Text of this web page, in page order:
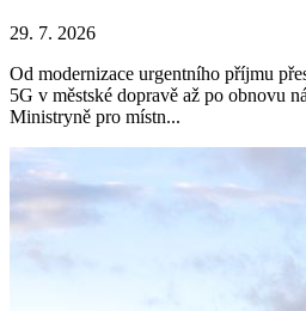
29. 7. 2026
Od modernizace urgentního příjmu
5G v městské dopravě až po obnovu
Ministryně pro místn...